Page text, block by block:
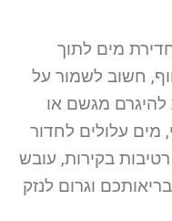
מים לתוך
חשוב לשמור על
להיגרם מגשם או
מים עלולים לחדור
בקירות, עובש
וגרום לנזק